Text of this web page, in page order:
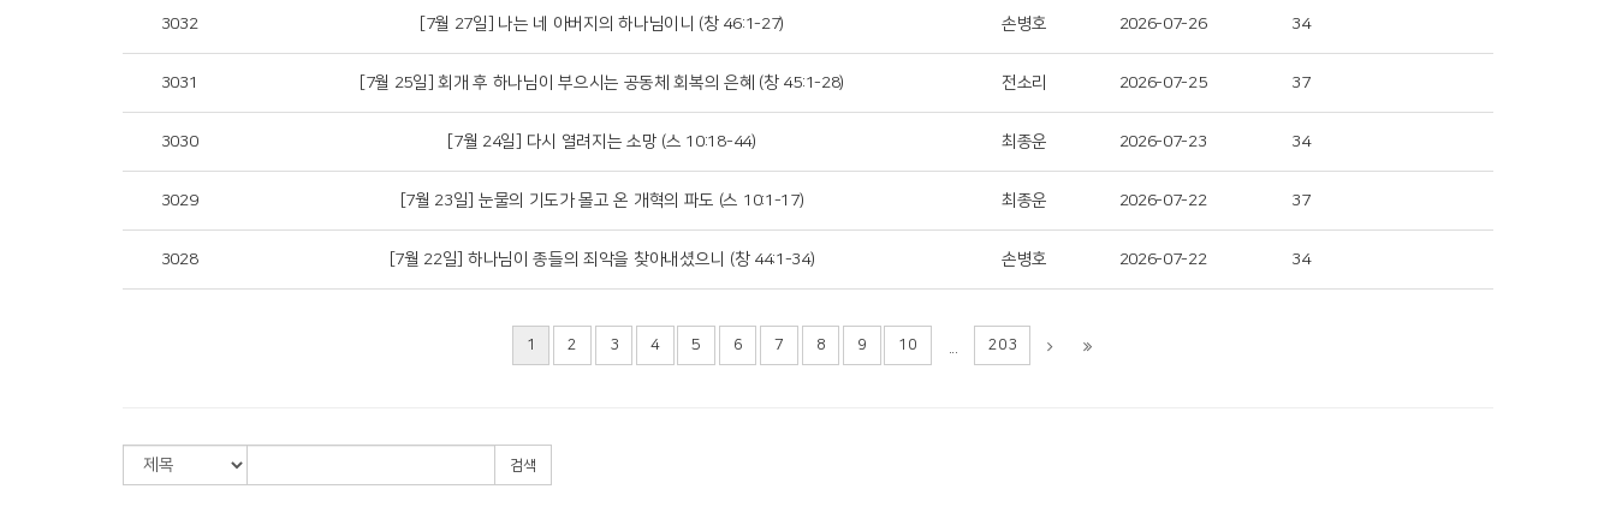
3032 [7월 27일] 나는 네 아버지의 하나님이니 (창 46:1-27) 손병호 2026-07-26 34
3031 [7월 25일] 회개 후 하나님이 부으시는 공동체 회복의 은혜 (창 45:1-28) 전소리 2026-07-25 37
3030 [7월 24일] 다시 열려지는 소망 (스 10:18-44) 최종운 2026-07-23 34
3029 [7월 23일] 눈물의 기도가 몰고 온 개혁의 파도 (스 10:1-17) 최종운 2026-07-22 37
3028 [7월 22일] 하나님이 종들의 죄악을 찾아내셨으니 (창 44:1-34) 손병호 2026-07-22 34
1 2 3 4 5 6 7 8 9 10 203
검색